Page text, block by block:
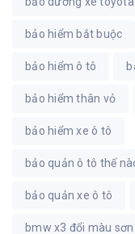
bảo hiểm bắt buộc
bảo hiểm ô tô
bảo hiểm thân vỏ
bảo hiểm xe ô tô
bảo quản ô tô thế
bảo quản xe ô tô
bmw x3 đổi màu sơn